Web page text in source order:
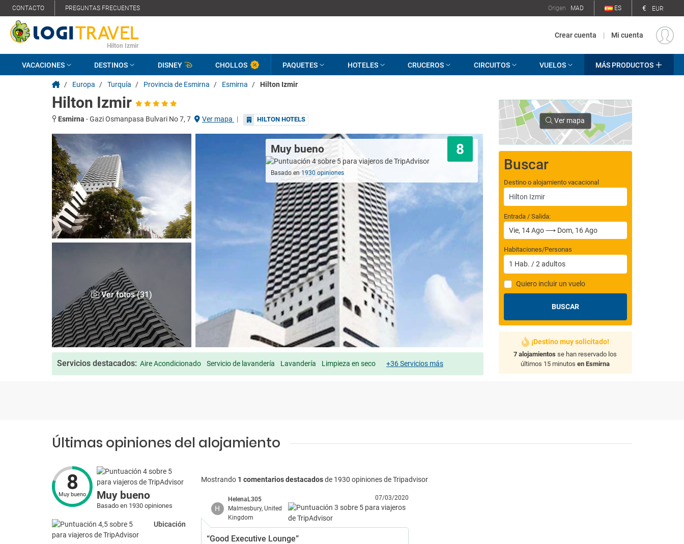
CONTACTO PREGUNTAS FRECUENTES Origen MAD ES € EUR
Hilton Izmir
Crear cuenta | Mi cuenta
VACACIONES DESTINOS DISNEY CHOLLOS PAQUETES HOTELES CRUCEROS CIRCUITOS VUELOS MÁS PRODUCTOS
/ Europa / Turquía / Provincia de Esmirna / Esmirna / Hilton Izmir
Hilton Izmir
Esmirna -Gazi Osmanpasa Bulvari No 7, 7 Ver mapa | HILTON HOTELS
Ver fotos (31)
Muy bueno 8
Basado en 1930 opiniones
Servicios destacados: Aire Acondicionado Servicio de lavandería Lavandería Limpieza en seco +36 Servicios más
Ver mapa
Buscar
Destino o alojamiento vacacional
Entrada / Salida:
Habitaciones/Personas
1 Hab. /2 adultos
Quiero incluir un vuelo
BUSCAR
¡Destino muy solicitado!
7 alojamientos se han reservado los
últimos 15 minutosen Esmirna
Últimas opiniones del alojamiento
8
Muy bueno Muy bueno
Basado en 1930 opiniones
Ubicación
Mostrando 1 comentarios destacadosde 1930 opiniones de Tripadvisor
H
HelenaL305
Malmesbury, United
Kingdom
07/03/2020
“Good Executive Lounge”